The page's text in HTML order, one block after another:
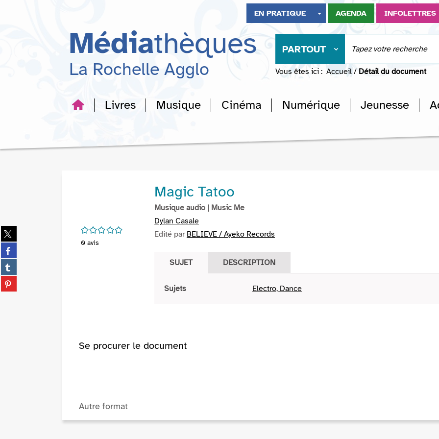
recherche
EN PRATIQUE AGENDA INFOLETTRES
Médiathèques
La Rochelle Agglo
PARTOUT
Vous êtes ici : Accueil / Détail du document
Livres Musique Cinéma Numérique Jeunesse
Partager
sur
twitter
(Nouvelle
fenêtre)
Partager
sur
facebook
(Nouvelle
fenêtre)
Partager
sur
tumblr
Partager
sur
/5
0 avis
Magic Tatoo
Musique audio | Music Me
Dylan Casale
Edité par BELIEVE / Ayeko Records
SUJET DESCRIPTION
Sujets Electro, Dance
Se procurer le document
Autre format